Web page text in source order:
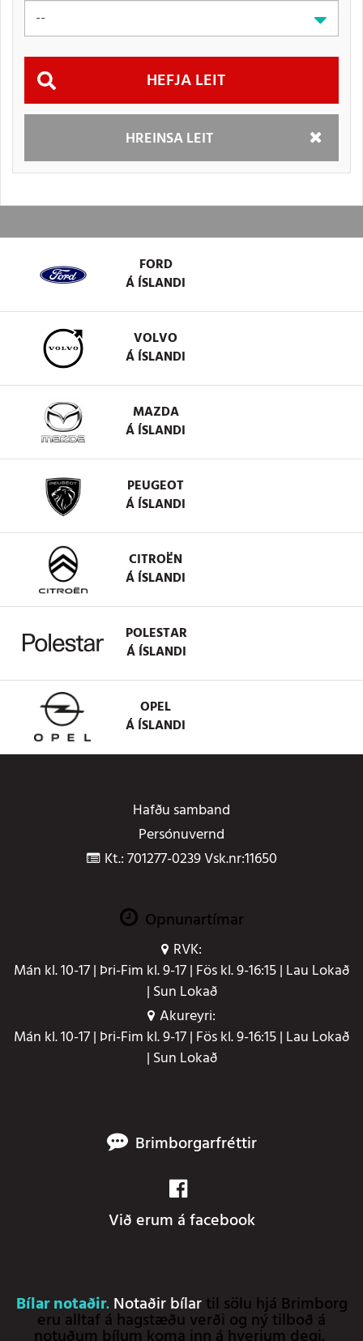
HREINSA LEIT
Hefja
FORD
Á ÍSLANDI
VOLVO
Á ÍSLANDI
MAZDA
Á ÍSLANDI
PEUGEOT
Á ÍSLANDI
CITROËN
Á ÍSLANDI
POLESTAR
Á ÍSLANDI
OPEL
Á ÍSLANDI
Hafðu samband
Persónuvernd
Kt.: 701277-0239 Vsk.nr:11650
Opnunartímar
RVK:
Mán kl. 10-17 | Þri-Fim kl. 9-17 | Fös kl. 9-16:15 | Lau Lokað
| Sun Lokað
Akureyri:
Mán kl. 10-17 | Þri-Fim kl. 9-17 | Fös kl. 9-16:15 | Lau Lokað
| Sun Lokað
Brimborgarfréttir
Við erum á facebook
Bílar notaðir. Notaðir bílartil sölu hjá Brimborg
eru alltaf á hagstæðu verði og ný tilboð á